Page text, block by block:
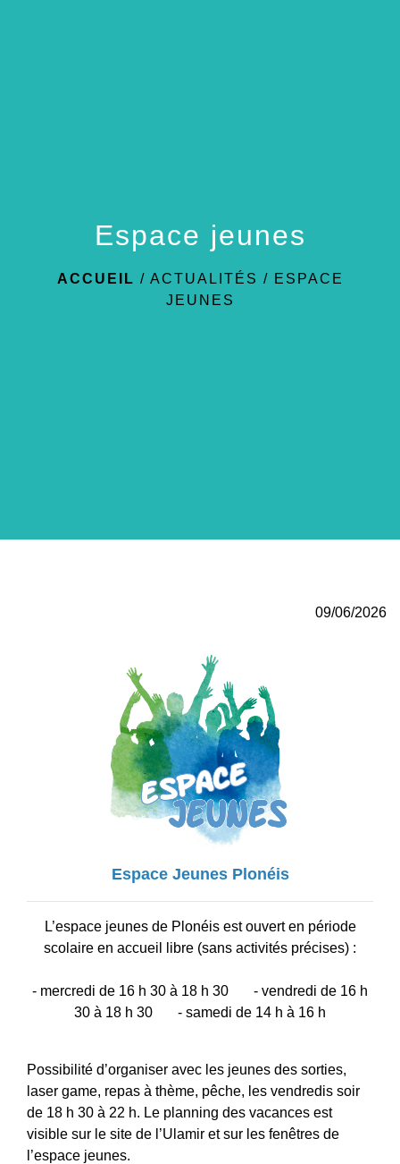
Espace jeunes
ACCUEIL / ACTUALITÉS / ESPACE
JEUNES
09/06/2026
Espace Jeunes Plonéis
L’espace jeunes de Plonéis est ouvert en période
scolaire en accueil libre (sans activités précises) :
- mercredi de 16 h 30 à 18 h 30 - vendredi de 16 h
30 à 18 h 30 - samedi de 14 h à 16 h
Possibilité d’organiser avec les jeunes des sorties,
laser game, repas à thème, pêche, les vendredis soir
de 18 h 30 à 22 h. Le planning des vacances est
visible sur le site de l’Ulamir et sur les fenêtres de
l’espace jeunes.